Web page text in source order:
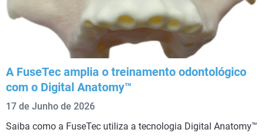
A FuseTec amplia o treinamento odontológico
com o Digital Anatomy™
17 de Junho de 2026
Saiba como a FuseTec utiliza a tecnologia Digital Anatomy™